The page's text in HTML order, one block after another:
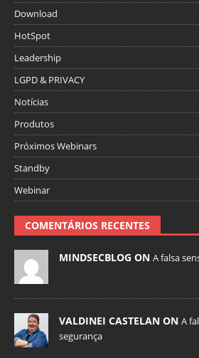
Download
HotSpot
Leadership
LGPD & PRIVACY
Notícias
Produtos
Próximos Webinars
Standby
Webinar
COMENTÁRIOS RECENTES
MINDSECBLOG ON A falsa
VALDINEI CASTELAN ON A
segurança